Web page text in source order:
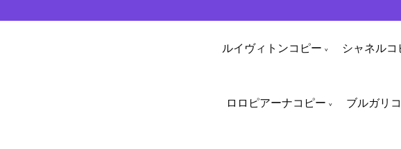
ルイヴィトンコピー シャネルコ
ロロピアーナコピー ブルガリ